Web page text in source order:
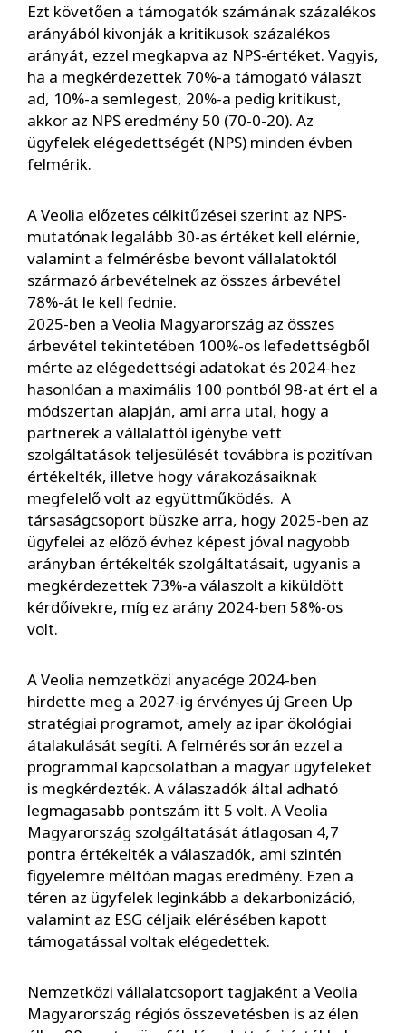
Ezt követően a támogatók számának százalékos
arányából kivonják a kritikusok százalékos
arányát, ezzel megkapva az NPS-értéket. Vagyis,
ha a megkérdezettek 70%-a támogató választ
ad, 10%-a semlegest, 20%-a pedig kritikust,
akkor az NPS eredmény 50 (70-0-20). Az
ügyfelek elégedettségét (NPS) minden évben
felmérik.
A Veolia előzetes célkitűzései szerint az NPS-
mutatónak legalább 30-as értéket kell elérnie,
valamint a felmérésbe bevont vállalatoktól
származó árbevételnek az összes árbevétel
78%-át le kell fednie.
2025-ben a Veolia Magyarország az összes
árbevétel tekintetében 100%-os lefedettségből
mérte az elégedettségi adatokat és 2024-hez
hasonlóan a maximális 100 pontból 98-at ért el a
módszertan alapján, ami arra utal, hogy a
partnerek a vállalattól igénybe vett
szolgáltatások teljesülését továbbra is pozitívan
értékelték, illetve hogy várakozásaiknak
megfelelő volt az együttműködés. A
társaságcsoport büszke arra, hogy 2025-ben az
ügyfelei az előző évhez képest jóval nagyobb
arányban értékelték szolgáltatásait, ugyanis a
megkérdezettek 73%-a válaszolt a kiküldött
kérdőívekre, míg ez arány 2024-ben 58%-os
volt.
A Veolia nemzetközi anyacége 2024-ben
hirdette meg a 2027-ig érvényes új Green Up
stratégiai programot, amely az ipar ökológiai
átalakulását segíti. A felmérés során ezzel a
programmal kapcsolatban a magyar ügyfeleket
is megkérdezték. A válaszadók által adható
legmagasabb pontszám itt 5 volt. A Veolia
Magyarország szolgáltatását átlagosan 4,7
pontra értékelték a válaszadók, ami szintén
figyelemre méltóan magas eredmény. Ezen a
téren az ügyfelek leginkább a dekarbonizáció,
valamint az ESG céljaik elérésében kapott
támogatással voltak elégedettek.
Nemzetközi vállalatcsoport tagjaként a Veolia
Magyarország régiós összevetésben is az élen